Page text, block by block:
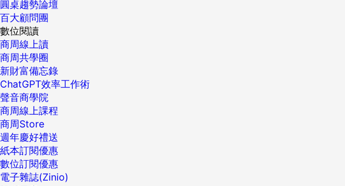
圓桌趨勢論壇
百大顧問團
數位閱讀
商周線上讀
商周共學圈
新財富備忘錄
ChatGPT效率工作術
聲音商學院
商周線上課程
商周Store
週年慶好禮送
紙本訂閱優惠
數位訂閱優惠
電子雜誌(Zinio)